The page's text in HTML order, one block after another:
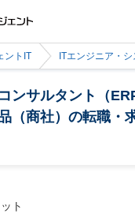
ントIT ITエンジニア・
ンサルタント（
（商社）の転職・
ト